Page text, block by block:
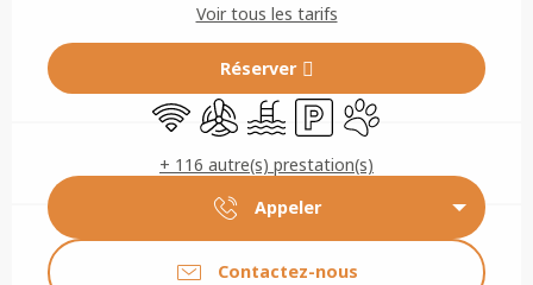
Voir tous les tarifs
Réserver
WiFi Air conditionné
PiscineParkingAnimaux acceptés
+ 116 autre(s) prestation(s)
Appeler
Contactez-nous